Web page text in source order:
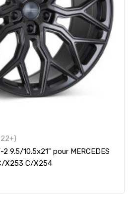
9.5/10.5x21" pour MERCEDES
X253 C/X254